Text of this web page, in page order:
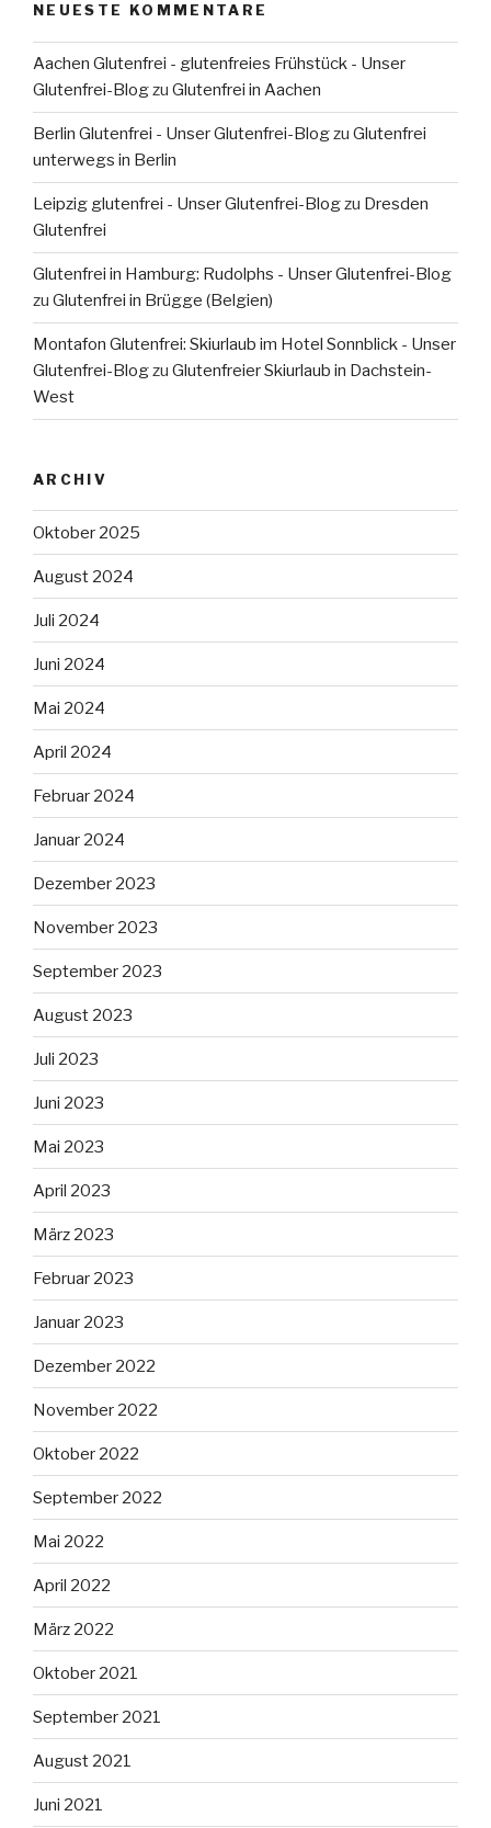
NEUESTE KOMMENTARE
Aachen Glutenfrei - glutenfreies Frühstück - Unser
Glutenfrei-Blogzu Glutenfrei in Aachen
Berlin Glutenfrei - Unser Glutenfrei-Blogzu Glutenfrei
unterwegs in Berlin
Leipzig glutenfrei - Unser Glutenfrei-Blogzu Dresden
Glutenfrei
Glutenfrei in Hamburg: Rudolphs - Unser Glutenfrei-Blog
zu Glutenfrei in Brügge (Belgien)
Montafon Glutenfrei: Skiurlaub im Hotel Sonnblick - Unser
Glutenfrei-Blogzu Glutenfreier Skiurlaub in Dachstein-
West
ARCHIV
Oktober 2025
August 2024
Juli 2024
Juni 2024
Mai 2024
April 2024
Februar 2024
Januar 2024
Dezember 2023
November 2023
September 2023
August 2023
Juli 2023
Juni 2023
Mai 2023
April 2023
März 2023
Februar 2023
Januar 2023
Dezember 2022
November 2022
Oktober 2022
September 2022
Mai 2022
April 2022
März 2022
Oktober 2021
September 2021
August 2021
Juni 2021